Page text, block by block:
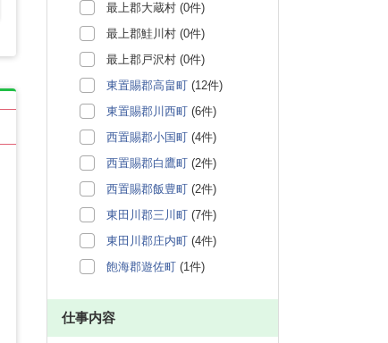
最上郡大蔵村 (0件)
最上郡鮭川村 (0件)
最上郡戸沢村 (0件)
東置賜郡高畠町 (12件)
東置賜郡川西町 (6件)
西置賜郡小国町 (4件)
西置賜郡白鷹町 (2件)
西置賜郡飯豊町 (2件)
東田川郡三川町 (7件)
東田川郡庄内町 (4件)
飽海郡遊佐町 (1件)
仕事内容